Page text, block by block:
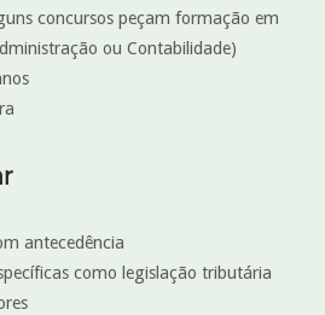
concursos peçam formação em
ou Contabilidade)
antecedência
como legislação tributária